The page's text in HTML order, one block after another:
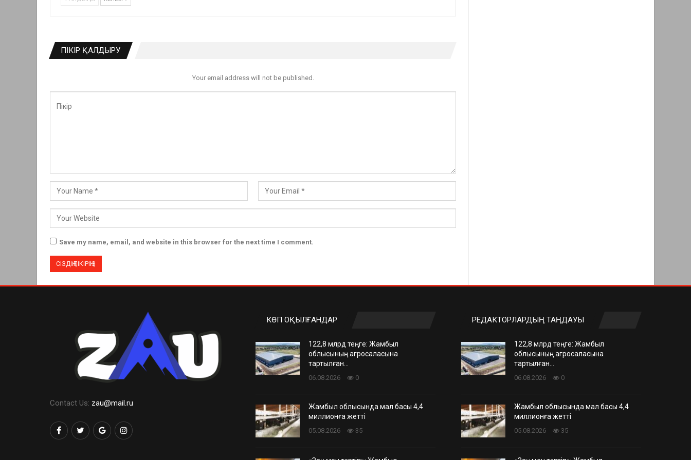
ПІКІР ҚАЛДЫРУ
Your email address will not be published.
Save my name, email, and website in this browser for the next time I comment.
Contact Us: zau@mail.ru
КӨП ОҚЫЛҒАНДАР
122,8 млрд теңге: Жамбыл
облысының агросаласына
тартылған…
06.08.2026 0
Жамбыл облысында мал басы 4,4
миллионға жетті
05.08.2026 35
РЕДАКТОРЛАРДЫҢ ТАҢДАУЫ
122,8 млрд теңге: Жамбыл
облысының агросаласына
тартылған…
06.08.2026 0
Жамбыл облысында мал басы 4,4
миллионға жетті
05.08.2026 35